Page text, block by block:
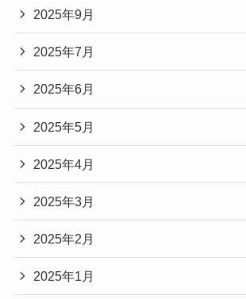
2025年9月
2025年7月
2025年6月
2025年5月
2025年4月
2025年3月
2025年2月
2025年1月